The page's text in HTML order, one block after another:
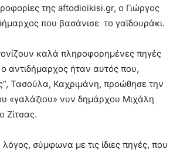
της aftodioikisi.gr, o Γιώργος
που βασάνισε το γαϊδουράκι.
καλά πληροφορημένες πηγές
ο αντιδήμαρχος ήταν αυτός που,
Τασούλα, Καχριμάνη, προώθησε την
«γαλάζιου» νυν δημάρχου Μιχάλη
Ζίτσας.
λόγος, σύμφωνα με τις ίδιες πηγές, που